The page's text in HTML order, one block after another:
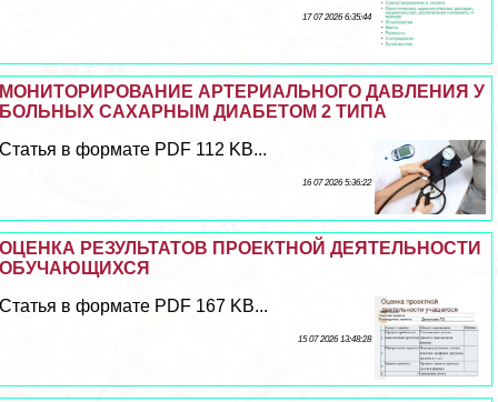
17 07 2026 6:35:44
МОНИТОРИРОВАНИЕ АРТЕРИАЛЬНОГО ДАВЛЕНИЯ У
БОЛЬНЫХ САХАРНЫМ ДИАБЕТОМ 2 ТИПА
Статья в формате PDF 112 KB...
16 07 2026 5:36:22
ОЦЕНКА РЕЗУЛЬТАТОВ ПРОЕКТНОЙ ДЕЯТЕЛЬНОСТИ
ОБУЧАЮЩИХСЯ
Статья в формате PDF 167 KB...
15 07 2026 13:48:28